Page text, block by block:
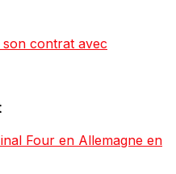
contrat avec
Four en Allemagne en